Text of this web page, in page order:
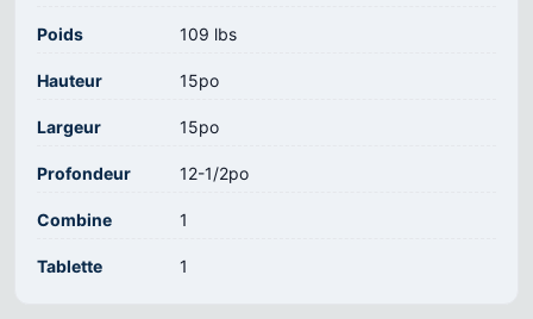
Poids 109 lbs
Hauteur 15po
Largeur 15po
Profondeur 12-1/2po
Combine 1
Tablette 1